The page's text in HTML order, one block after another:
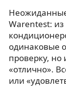
Неожиданные
Warentest:
одинаковые
проверку, но
«отлично».
или